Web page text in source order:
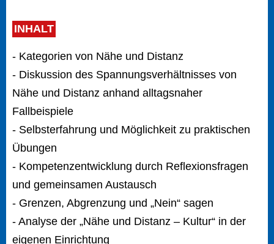
INHALT
- Kategorien von Nähe und Distanz
- Diskussion des Spannungsverhältnisses von
Nähe und Distanz anhand alltagsnaher
Fallbeispiele
- Selbsterfahrung und Möglichkeit zu praktischen
Übungen
- Kompetenzentwicklung durch Reflexionsfragen
und gemeinsamen Austausch
- Grenzen, Abgrenzung und „Nein“ sagen
- Analyse der „Nähe und Distanz – Kultur“ in der
eigenen Einrichtung